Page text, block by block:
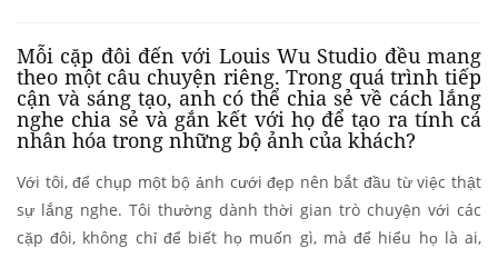
Mỗi cặp đôi đến với Louis Wu Studio đều mang
theo một câu chuyện riêng. Trong quá trình tiếp
cận và sáng tạo, anh có thể chia sẻ về cách lắng
nghe chia sẻ và gắn kết với họ để tạo ra tính cá
nhân hóa trong những bộ ảnh của khách?
Với tôi, để chụp một bộ ảnh cưới đẹp nên bắt đầu từ việc thật
sự lắng nghe. Tôi thường dành thời gian trò chuyện với các
cặp đôi, không chỉ để biết họ muốn gì, mà để hiểu họ là ai,